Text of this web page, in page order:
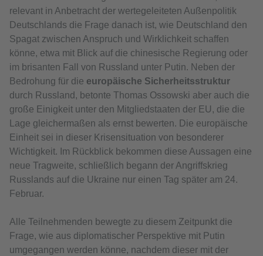
relevant in Anbetracht der wertegeleiteten Außenpolitik
Deutschlands die Frage danach ist, wie Deutschland den
Spagat zwischen Anspruch und Wirklichkeit schaffen
könne, etwa mit Blick auf die chinesische Regierung oder
im brisanten Fall von Russland unter Putin. Neben der
Bedrohung für die europäische Sicherheitsstruktur
durch Russland, betonte Thomas Ossowski aber auch die
große Einigkeit unter den Mitgliedstaaten der EU, die die
Lage gleichermaßen als ernst bewerten. Die europäische
Einheit sei in dieser Krisensituation von besonderer
Wichtigkeit. Im Rückblick bekommen diese Aussagen eine
neue Tragweite, schließlich begann der Angriffskrieg
Russlands auf die Ukraine nur einen Tag später am 24.
Februar.
Alle Teilnehmenden bewegte zu diesem Zeitpunkt die
Frage, wie aus diplomatischer Perspektive mit Putin
umgegangen werden könne, nachdem dieser mit der